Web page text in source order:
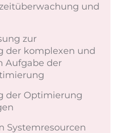
und
zur
der komplexen und
Aufgabe der
der Optimierung
Systemresourcen